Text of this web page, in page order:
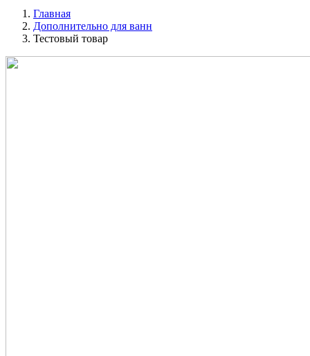
Главная
Дополнительно для ванн
Тестовый товар